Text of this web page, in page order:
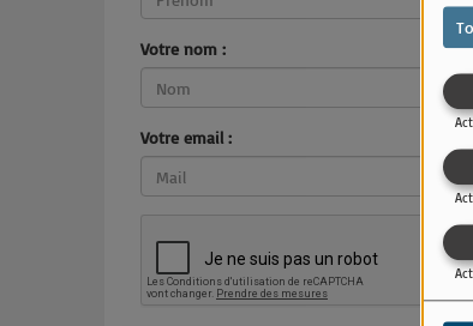
Votre nom :
Votre email :